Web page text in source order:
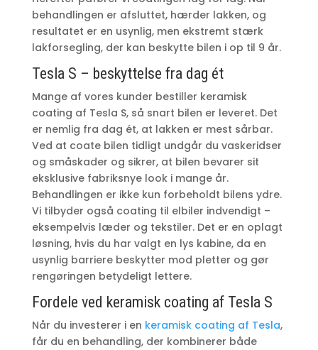
behandlingen er afsluttet, hærder lakken, og
resultatet er en usynlig, men ekstremt stærk
lakforsegling, der kan beskytte bilen i op til 9 år.
Tesla S – beskyttelse fra dag ét
Mange af vores kunder bestiller keramisk
coating af Tesla S, så snart bilen er leveret. Det
er nemlig fra dag ét, at lakken er mest sårbar.
Ved at coate bilen tidligt undgår du vaskeridser
og småskader og sikrer, at bilen bevarer sit
eksklusive fabriksnye look i mange år.
Behandlingen er ikke kun forbeholdt bilens ydre.
Vi tilbyder også coating til elbiler indvendigt –
eksempelvis læder og tekstiler. Det er en oplagt
løsning, hvis du har valgt en lys kabine, da en
usynlig barriere beskytter mod pletter og gør
rengøringen betydeligt lettere.
Fordele ved keramisk coating af Tesla S
Når du investerer i en keramisk coating af Tesla,
får du en behandling, der kombinerer både